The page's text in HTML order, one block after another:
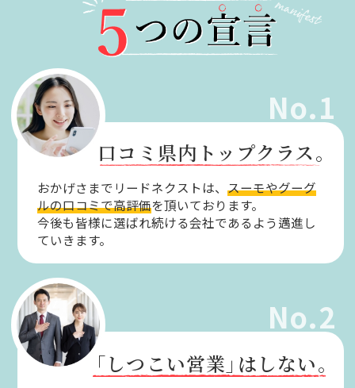
No.1
口コミ県内トップクラス。
おかげさまでリードネクストは、スーモやグーグ
ルの口コミで高評価を頂いております。
今後も皆様に選ばれ続ける会社であるよう邁進し
ていきます。
No.2
「しつこい営業」はしない。